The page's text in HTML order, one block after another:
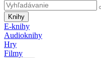
Knihy
E-knihy
Audioknihy
Hry
Filmy